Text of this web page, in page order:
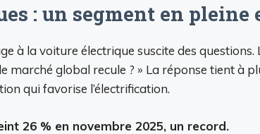
: un segment en pleine
à la voiture électrique suscite des questions.
marché global recule ? » La réponse tient à
qui favorise l’électrification.
26 % en novembre 2025, un record.